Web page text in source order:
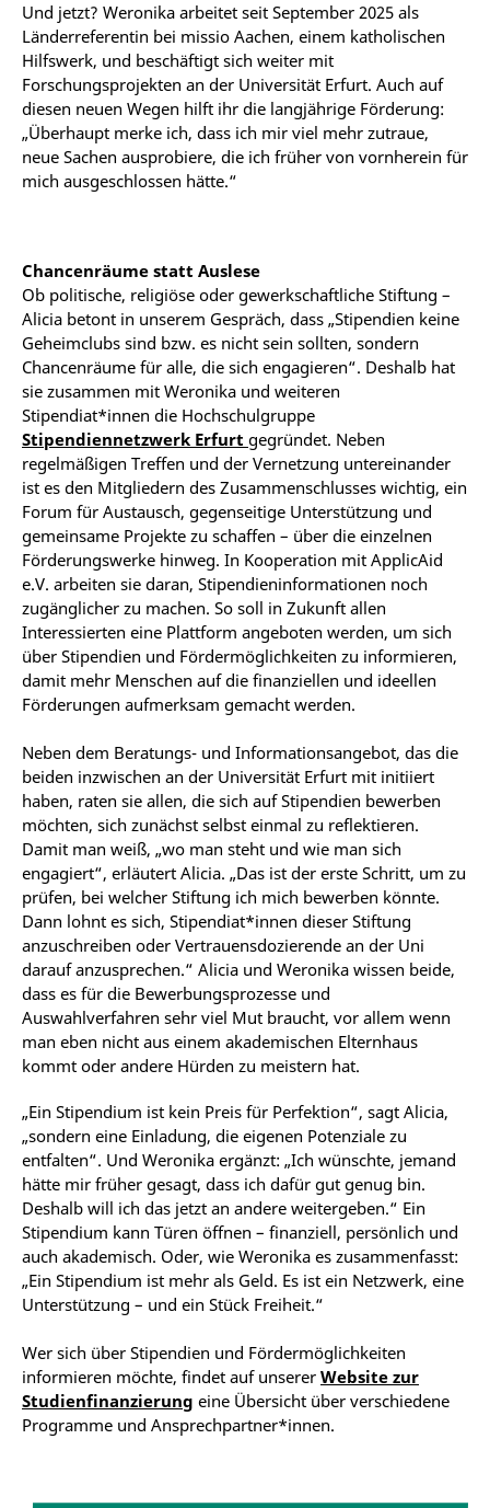
Und jetzt? Weronika arbeitet seit September 2025 als
Länderreferentin bei missio Aachen, einem katholischen
Hilfswerk, und beschäftigt sich weiter mit
Forschungsprojekten an der Universität Erfurt. Auch auf
diesen neuen Wegen hilft ihr die langjährige Förderung:
„Überhaupt merke ich, dass ich mir viel mehr zutraue,
neue Sachen ausprobiere, die ich früher von vornherein für
mich ausgeschlossen hätte.“
Chancenräume statt Auslese
Ob politische, religiöse oder gewerkschaftliche Stiftung –
Alicia betont in unserem Gespräch, dass „Stipendien keine
Geheimclubs sind bzw. es nicht sein sollten, sondern
Chancenräume für alle, die sich engagieren“. Deshalb hat
sie zusammen mit Weronika und weiteren
Stipendiat*innen die Hochschulgruppe
Stipendiennetzwerk Erfurt gegründet. Neben
regelmäßigen Treffen und der Vernetzung untereinander
ist es den Mitgliedern des Zusammenschlusses wichtig, ein
Forum für Austausch, gegenseitige Unterstützung und
gemeinsame Projekte zu schaffen – über die einzelnen
Förderungswerke hinweg. In Kooperation mit ApplicAid
e.V. arbeiten sie daran, Stipendieninformationen noch
zugänglicher zu machen. So soll in Zukunft allen
Interessierten eine Plattform angeboten werden, um sich
über Stipendien und Fördermöglichkeiten zu informieren,
damit mehr Menschen auf die finanziellen und ideellen
Förderungen aufmerksam gemacht werden.
Neben dem Beratungs- und Informationsangebot, das die
beiden inzwischen an der Universität Erfurt mit initiiert
haben, raten sie allen, die sich auf Stipendien bewerben
möchten, sich zunächst selbst einmal zu reflektieren.
Damit man weiß, „wo man steht und wie man sich
engagiert“, erläutert Alicia. „Das ist der erste Schritt, um zu
prüfen, bei welcher Stiftung ich mich bewerben könnte.
Dann lohnt es sich, Stipendiat*innen dieser Stiftung
anzuschreiben oder Vertrauensdozierende an der Uni
darauf anzusprechen.“ Alicia und Weronika wissen beide,
dass es für die Bewerbungsprozesse und
Auswahlverfahren sehr viel Mut braucht, vor allem wenn
man eben nicht aus einem akademischen Elternhaus
kommt oder andere Hürden zu meistern hat.
„Ein Stipendium ist kein Preis für Perfektion“, sagt Alicia,
„sondern eine Einladung, die eigenen Potenziale zu
entfalten“. Und Weronika ergänzt: „Ich wünschte, jemand
hätte mir früher gesagt, dass ich dafür gut genug bin.
Deshalb will ich das jetzt an andere weitergeben.“ Ein
Stipendium kann Türen öffnen – finanziell, persönlich und
auch akademisch. Oder, wie Weronika es zusammenfasst:
„Ein Stipendium ist mehr als Geld. Es ist ein Netzwerk, eine
Unterstützung – und ein Stück Freiheit.“
Wer sich über Stipendien und Fördermöglichkeiten
informieren möchte, findet auf unserer Website zur
Studienfinanzierung eine Übersicht über verschiedene
Programme und Ansprechpartner*innen.